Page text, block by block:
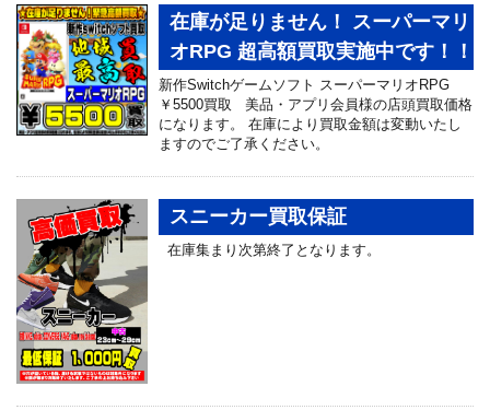
在庫が足りません！ スーパーマリ
オRPG 超高額買取実施中です！！
新作Switchゲームソフト スーパーマリオRPG
￥5500買取 美品・アプリ会員様の店頭買取価格
になります。 在庫により買取金額は変動いたし
ますのでご了承ください。
スニーカー買取保証
在庫集まり次第終了となります。